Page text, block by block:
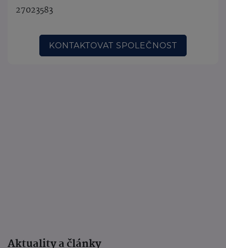
27023583
KONTAKTOVAT SPOLEČNOST
Aktuality a články